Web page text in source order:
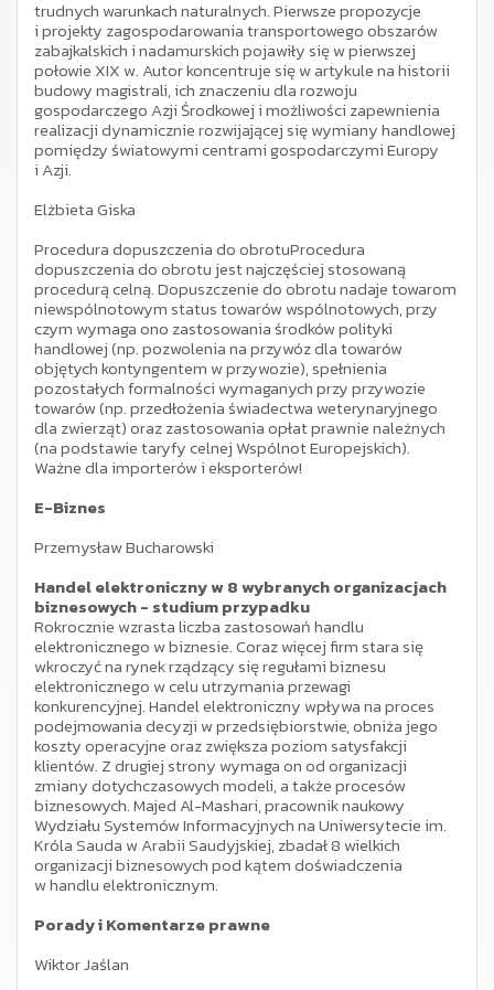
trudnych warunkach naturalnych. Pierwsze propozycje
i projekty zagospodarowania transportowego obszarów
zabajkalskich i nadamurskich pojawiły się w pierwszej
połowie XIX w. Autor koncentruje się w artykule na historii
budowy magistrali, ich znaczeniu dla rozwoju
gospodarczego Azji Środkowej i możliwości zapewnienia
realizacji dynamicznie rozwijającej się wymiany handlowej
pomiędzy światowymi centrami gospodarczymi Europy
i Azji.
Elżbieta Giska
Procedura dopuszczenia do obrotuProcedura
dopuszczenia do obrotu jest najczęściej stosowaną
procedurą celną. Dopuszczenie do obrotu nadaje towarom
niewspólnotowym status towarów wspólnotowych, przy
czym wymaga ono zastosowania środków polityki
handlowej (np. pozwolenia na przywóz dla towarów
objętych kontyngentem w przywozie), spełnienia
pozostałych formalności wymaganych przy przywozie
towarów (np. przedłożenia świadectwa weterynaryjnego
dla zwierząt) oraz zastosowania opłat prawnie należnych
(na podstawie taryfy celnej Wspólnot Europejskich).
Ważne dla importerów i eksporterów!
E-Biznes
Przemysław Bucharowski
Handel elektroniczny w 8 wybranych organizacjach
biznesowych - studium przypadku
Rokrocznie wzrasta liczba zastosowań handlu
elektronicznego w biznesie. Coraz więcej firm stara się
wkroczyć na rynek rządzący się regułami biznesu
elektronicznego w celu utrzymania przewagi
konkurencyjnej. Handel elektroniczny wpływa na proces
podejmowania decyzji w przedsiębiorstwie, obniża jego
koszty operacyjne oraz zwiększa poziom satysfakcji
klientów. Z drugiej strony wymaga on od organizacji
zmiany dotychczasowych modeli, a także procesów
biznesowych. Majed Al-Mashari, pracownik naukowy
Wydziału Systemów Informacyjnych na Uniwersytecie im.
Króla Sauda w Arabii Saudyjskiej, zbadał 8 wielkich
organizacji biznesowych pod kątem doświadczenia
w handlu elektronicznym.
Porady i Komentarze prawne
Wiktor Jaślan